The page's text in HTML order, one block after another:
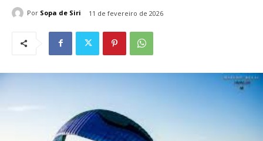
Por Sopa de Siri 11 de fevereiro de 2026